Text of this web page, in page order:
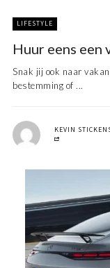
LIFESTYLE
Huur eens een
Snak jij ook naar
bestemming of ...
KEVIN